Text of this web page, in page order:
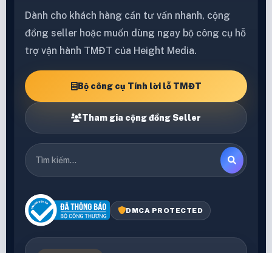
Dành cho khách hàng cần tư vấn nhanh, cộng
đồng seller hoặc muốn dùng ngay bộ công cụ hỗ
trợ vận hành TMĐT của Height Media.
Bộ công cụ Tính lời lỗ TMĐT
Tham gia cộng đồng Seller
DMCA PROTECTED